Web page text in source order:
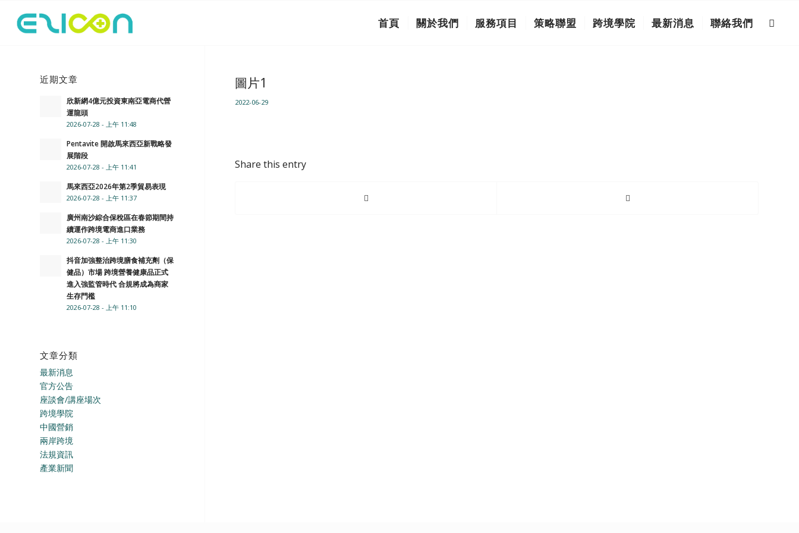
首頁 關於我們 服務項目 策略聯盟 跨境學院 最新消息 聯絡我們
圖片1
2022-06-29
Share this entry
近期文章
欣新網4億元投資東南亞電商代營
運龍頭
2026-07-28 - 上午 11:48
Pentavite 開啟馬來西亞新戰略發
展階段
2026-07-28 - 上午 11:41
馬來西亞2026年第2季貿易表現
2026-07-28 - 上午 11:37
廣州南沙綜合保稅區在春節期間持
續運作跨境電商進口業務
2026-07-28 - 上午 11:30
抖音加強整治跨境膳食補充劑（保
健品）市場 跨境營養健康品正式
進入強監管時代 合規將成為商家
生存門檻
2026-07-28 - 上午 11:10
文章分類
最新消息
官方公告
座談會/講座場次
跨境學院
中國營銷
兩岸跨境
法規資訊
產業新聞